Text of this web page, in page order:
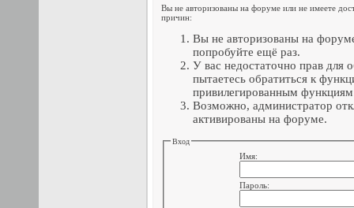
Вы не авторизованы на форуме или не имеете
причин:
Вы не авторизованы на
попробуйте ещё раз.
У вас недостаточно прав для
пытаетесь обратиться к
привилегированным
Возможно, администратор
активированы на форуме.
Вход
Имя:
Пароль: